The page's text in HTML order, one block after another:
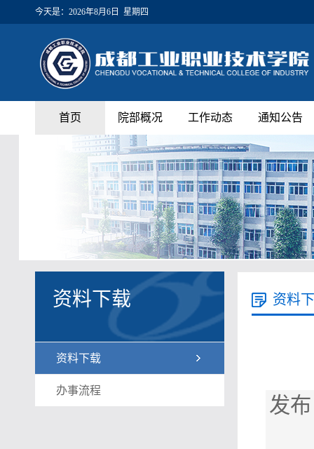
今天是： 2026年8月6日 星期四
首页 院部概况 工作动态 通知公告
资料下载
资料下载
办事流程
资料
发